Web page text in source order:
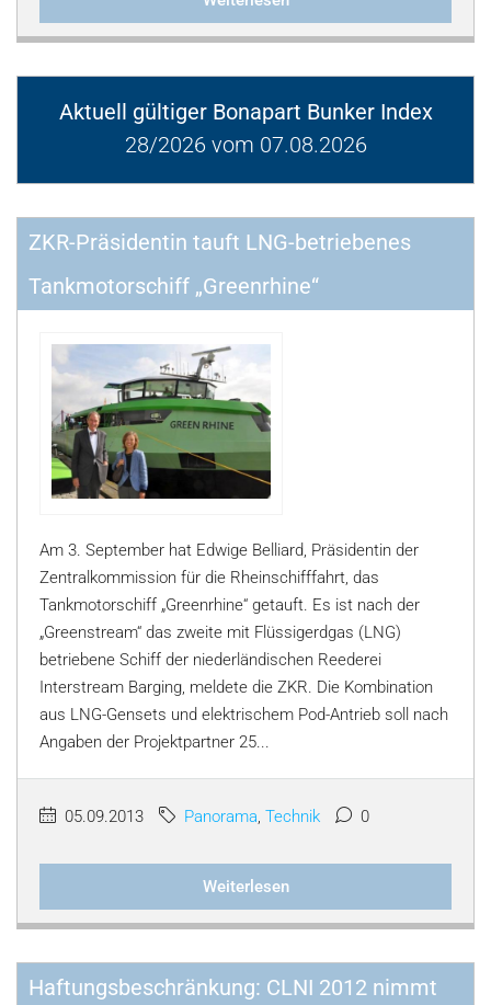
Aktuell gültiger Bonapart Bunker Index
28/2026 vom 07.08.2026
ZKR-Präsidentin tauft LNG-betriebenes
Tankmotorschiff „Greenrhine“
Am 3. September hat Edwige Belliard, Präsidentin der
Zentralkommission für die Rheinschifffahrt, das
Tankmotorschiff „Greenrhine“ getauft. Es ist nach der
„Greenstream“ das zweite mit Flüssigerdgas (LNG)
betriebene Schiff der niederländischen Reederei
Interstream Barging, meldete die ZKR. Die Kombination
aus LNG-Gensets und elektrischem Pod-Antrieb soll nach
Angaben der Projektpartner 25...
05.09.2013 Panorama, Technik 0
Weiterlesen
Haftungsbeschränkung: CLNI 2012 nimmt